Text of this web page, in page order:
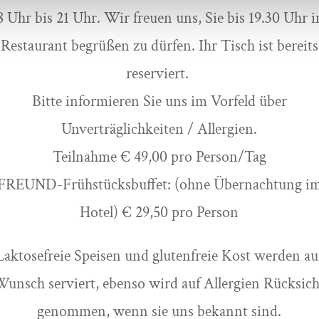
Uhr bis 21 Uhr. Wir freuen uns, Sie bis 19.30 Uhr
Restaurant begrüßen zu dürfen. Ihr Tisch ist bereits
reserviert.
Bitte informieren Sie uns im Vorfeld über
Unverträglichkeiten / Allergien.
Teilnahme € 49,00 pro Person/Tag
Frühstücksbuffet: (ohne Übernachtung
Hotel) € 29,50 pro Person
Speisen und glutenfreie Kost werden
serviert, ebenso wird auf Allergien
genommen, wenn sie uns bekannt sind.